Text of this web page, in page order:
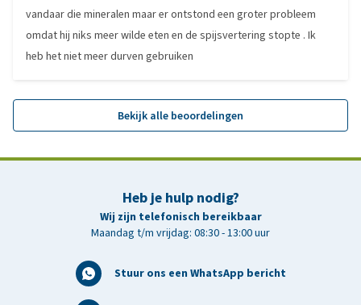
vandaar die mineralen maar er ontstond een groter probleem
omdat hij niks meer wilde eten en de spijsvertering stopte . Ik
heb het niet meer durven gebruiken
Bekijk alle beoordelingen
Heb je hulp nodig?
Wij zijn telefonisch bereikbaar
Maandag t/m vrijdag: 08:30 - 13:00 uur
Stuur ons een WhatsApp bericht